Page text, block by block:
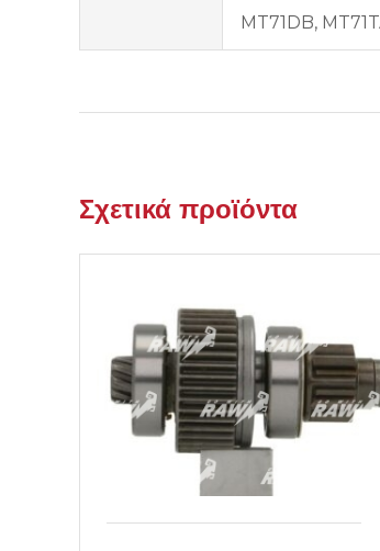
MT71DB,
Σχετικά προϊόντα